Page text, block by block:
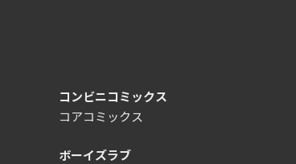
コンビニコミックス
コアコミックス
ボーイズラブ